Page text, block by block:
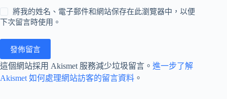
將我的姓名、電子郵件和網站保存在此瀏覽器中，以便
下次留言時使用。
發佈留言
這個網站採用 Akismet 服務減少垃圾留言。 進一步了解
Akismet 如何處理網站訪客的留言資料 。